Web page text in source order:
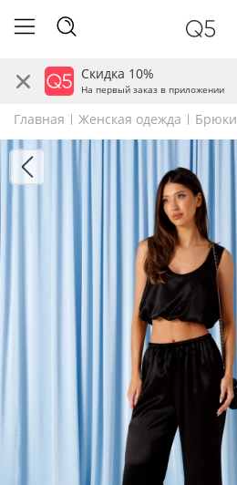
Скидка 10%
На первый заказ в приложении
Главная Женская одежда Брюки